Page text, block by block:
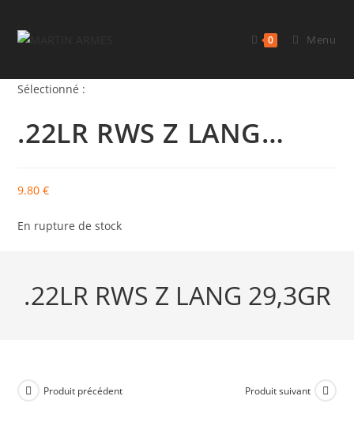
0 Menu
Sélectionné :
.22LR RWS Z LANG…
9.80€
En rupture de stock
.22LR RWS Z LANG 29,3GR
Produit précédent Produit suivant